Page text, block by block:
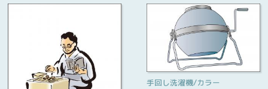
手回し洗濯機/カラー